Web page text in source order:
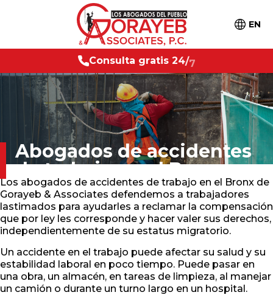
EN
Consu ta
gratis 24/7
Abogados de accidentes
de trabajoen el Bronx
Los abogados de accidentes de trabajo en el Bronx de
Gorayeb & Associates defendemos a trabajadores
lastimados para ayudarles a reclamar la compensación
que por ley les corresponde y hacer valer sus derechos,
independientemente de su estatus migratorio.
Un accidente en el trabajo puede afectar su salud y su
estabilidad laboral en poco tiempo. Puede pasar en
una obra, un almacén, en tareas de limpieza, al manejar
un camión o durante un turno largo en un hospital.